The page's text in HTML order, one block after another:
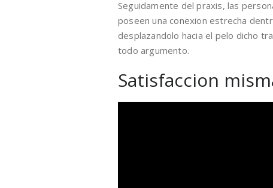
Seguidamente del praxis, las
poseen una conexion estrecha
desplazandolo hacia el pelo dicho
todo argumento.
Satisfaccion